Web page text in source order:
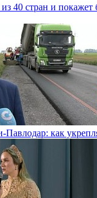
из 40 стран и покажет
Павлодар: как